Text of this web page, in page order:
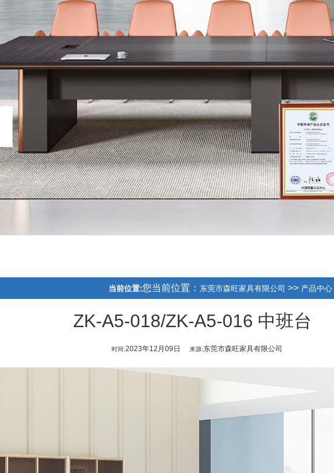
当前位置:您当前位置： 东莞市森旺家具有限公司 >> 产品中心
ZK-A5-018/ZK-A5-016 中班台
时间:2023年12月09日 来源:东莞市森旺家具有限公司